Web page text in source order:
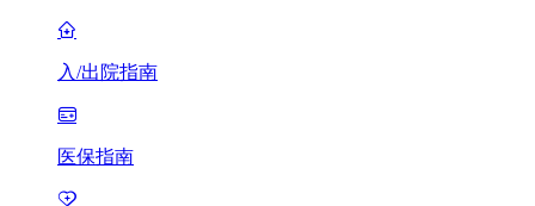
入/出院指南
医保指南